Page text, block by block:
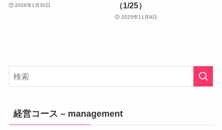
2026年1月30日
（1/25）
2025年11月9日
経営コース – management